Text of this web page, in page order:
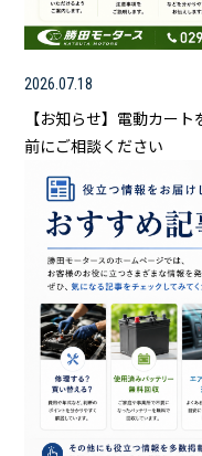
2026.07.18
【お知らせ】電動カー
前にご相談ください